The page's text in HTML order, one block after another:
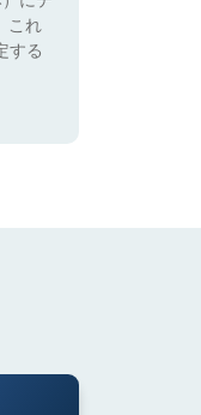
これ
する